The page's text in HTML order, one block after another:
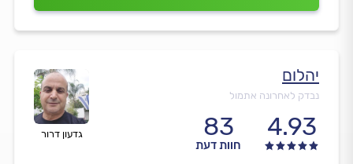
גדעון דרור
יהלום
נבדק לאחרונה אתמול
4.93
83
חוות דעת